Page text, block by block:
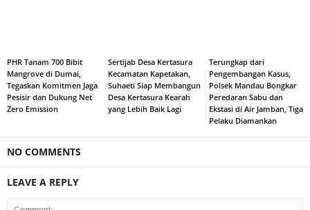
PHR Tanam 700 Bibit
Mangrove di Dumai,
Tegaskan Komitmen Jaga
Pesisir dan Dukung Net
Zero Emission
Sertijab Desa Kertasura
Kecamatan Kapetakan,
Suhaeti Siap Membangun
Desa Kertasura Kearah
yang Lebih Baik Lagi
Terungkap dari
Pengembangan Kasus,
Polsek Mandau Bongkar
Peredaran Sabu dan
Ekstasi di Air Jamban, Tiga
Pelaku Diamankan
NO COMMENTS
LEAVE A REPLY